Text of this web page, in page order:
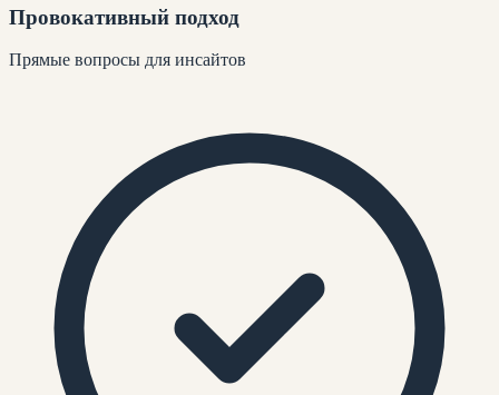
Провокативный подход
Прямые вопросы для инсайтов